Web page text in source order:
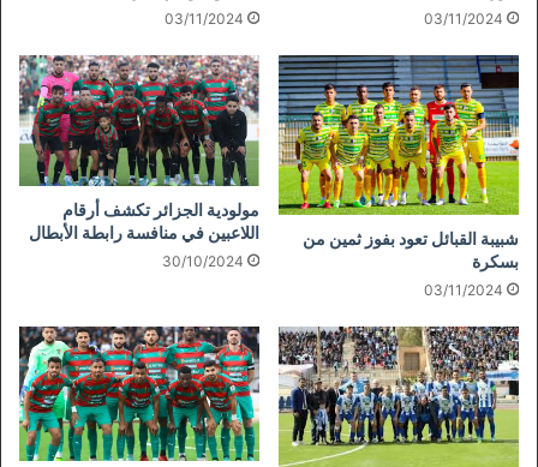
03/11/2024
03/11/2024
شبيبة القبائل تعود بفوز ثمين من
بسكرة
03/11/2024
مولودية الجزائر تكشف أرقام
اللاعبين في منافسة رابطة الأبطال
30/10/2024